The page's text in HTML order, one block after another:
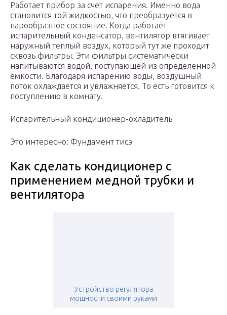
Работает прибор за счет испарения. Именно вода
становится той жидкостью, что преобразуется в
парообразное состояние. Когда работает
испарительный конденсатор, вентилятор втягивает
наружный теплый воздух, который тут же проходит
сквозь фильтры. Эти фильтры систематически
напитываются водой, поступающей из определенной
ёмкости. Благодаря испарению воды, воздушный
поток охлаждается и увлажняется. То есть готовится к
поступлению в комнату.
Испарительный кондиционер-охладитель
Это интересно: Фундамент тисэ
Как сделать кондиционер с
применением медной трубки и
вентилятора
Устройство регулятора
мощности своими руками